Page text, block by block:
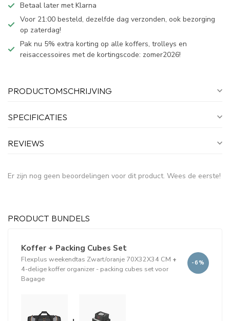
Betaal later met Klarna
Voor 21:00 besteld, dezelfde dag verzonden, ook bezorging
op zaterdag!
Pak nu 5% extra korting op alle koffers, trolleys en
reisaccessoires met de kortingscode: zomer2026!
PRODUCTOMSCHRIJVING
SPECIFICATIES
REVIEWS
Er zijn nog geen beoordelingen voor dit product. Wees de eerste!
PRODUCT BUNDELS
Koffer + Packing Cubes Set
Flexplus weekendtas Zwart/oranje 70X32X34 CM +
4-delige koffer organizer - packing cubes set voor
Bagage
-6%